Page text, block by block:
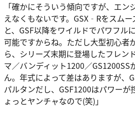
「確かにそういう傾向ですが、エ
えなくもないです。GSX‐Rをスム
と、GSF以降をワイルドでパワフル
可能ですからね。ただし大型初心者
ら、シリーズ末期に登場したフレン
マ／バンディット1200／GS1200SS
ん。年式によって差はありますが、
パルタンだし、GSF1200はパワーが
ょっとヤンチャなので(笑)」